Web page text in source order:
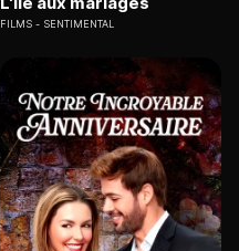
FILMS SENTIMENTAL